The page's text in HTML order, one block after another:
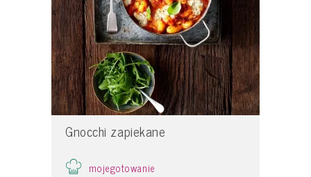
Gnocchi zapiekane
mojegotowanie